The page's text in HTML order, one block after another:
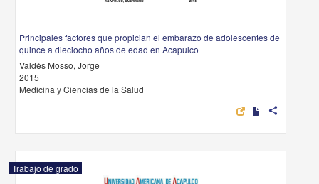
Principales factores que propician el embarazo de adolescentes de
quince a dieciocho años de edad en Acapulco
Valdés Mosso, Jorge
2015
Medicina y Ciencias de la Salud
share
Trabajo de grado